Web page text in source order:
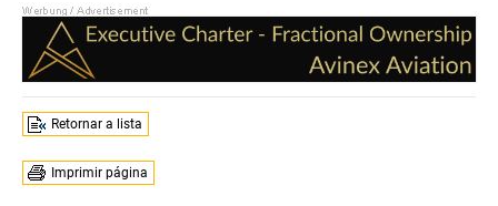
Retornar a lista
Imprimir página